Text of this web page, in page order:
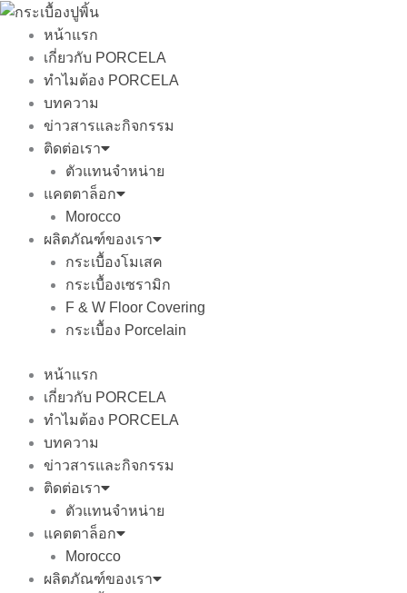
Skip
content
หน้าแรก
เกี่ยวกับ PORCELA
ทำไมต้อง PORCELA
บทความ
ข่าวสารและกิจกรรม
ติดต่อเรา
ตัวแทนจำหน่าย
แคตตาล็อก
Morocco
ผลิตภัณฑ์ของเรา
กระเบื้องโมเสค
กระเบื้องเซรามิก
F & W Floor Covering
กระเบื้อง Porcelain
หน้าแรก
เกี่ยวกับ PORCELA
ทำไมต้อง PORCELA
บทความ
ข่าวสารและกิจกรรม
ติดต่อเรา
ตัวแทนจำหน่าย
แคตตาล็อก
Morocco
ผลิตภัณฑ์ของเรา